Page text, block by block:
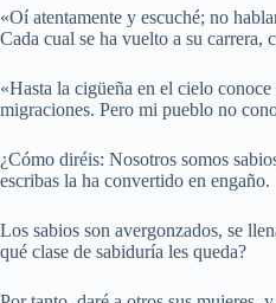
«Oí atentamente y escuché; no
Cada cual se ha vuelto a su carrera,
«Hasta la cigüeña en el cielo
migraciones. Pero mi pueblo no
¿Cómo diréis: Nosotros somos
escribas la ha convertido en engaño.
Los sabios son avergonzados, se
qué clase de sabiduría les queda?